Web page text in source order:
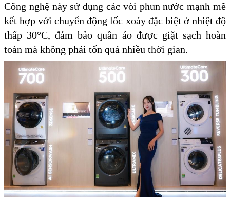
Công nghệ này sử dụng các vòi phun nước mạnh mẽ
kết hợp với chuyển động lốc xoáy đặc biệt ở nhiệt độ
thấp 30°C, đảm bảo quần áo được giặt sạch hoàn
toàn mà không phải tốn quá nhiều thời gian.